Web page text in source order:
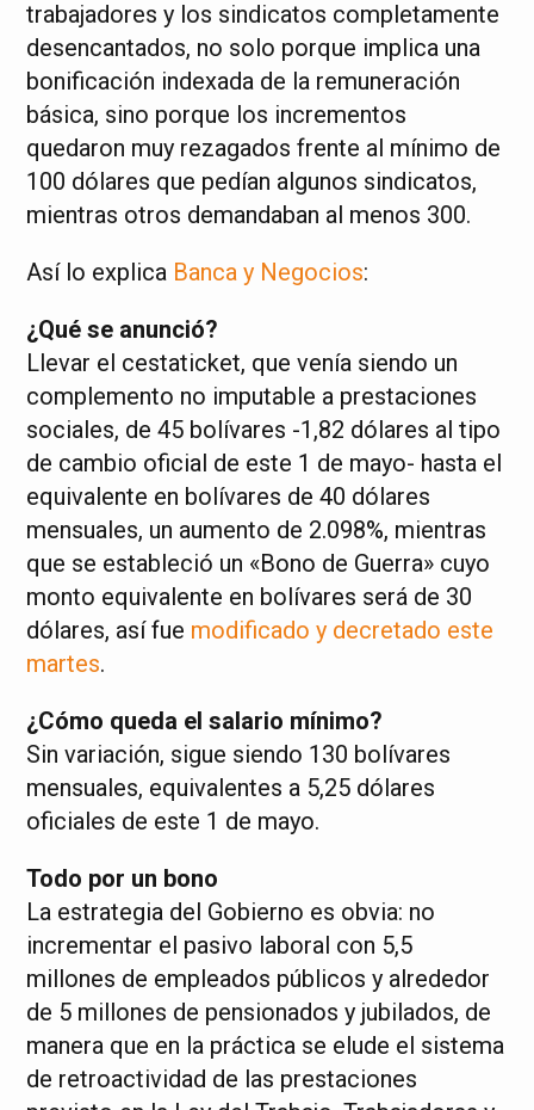
trabajadores y los sindicatos completamente
desencantados, no solo porque implica una
bonificación indexada de la remuneración
básica, sino porque los incrementos
quedaron muy rezagados frente al mínimo de
100 dólares que pedían algunos sindicatos,
mientras otros demandaban al menos 300.
Así lo explica Banca y Negocios:
¿Qué se anunció?
Llevar el cestaticket, que venía siendo un
complemento no imputable a prestaciones
sociales, de 45 bolívares -1,82 dólares al tipo
de cambio oficial de este 1 de mayo- hasta el
equivalente en bolívares de 40 dólares
mensuales, un aumento de 2.098%, mientras
que se estableció un «Bono de Guerra» cuyo
monto equivalente en bolívares será de 30
dólares, así fue modificado y decretado este
martes.
¿Cómo queda el salario mínimo?
Sin variación, sigue siendo 130 bolívares
mensuales, equivalentes a 5,25 dólares
oficiales de este 1 de mayo.
Todo por un bono
La estrategia del Gobierno es obvia: no
incrementar el pasivo laboral con 5,5
millones de empleados públicos y alrededor
de 5 millones de pensionados y jubilados, de
manera que en la práctica se elude el sistema
de retroactividad de las prestaciones